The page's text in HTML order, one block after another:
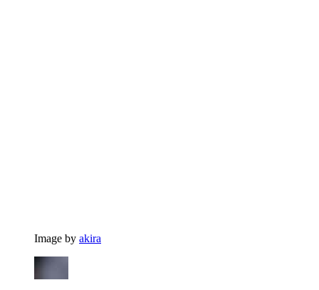
Image by akira